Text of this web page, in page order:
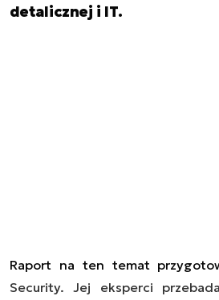
detalicznej i IT.
Raport na ten temat
Security. Jej eksperci